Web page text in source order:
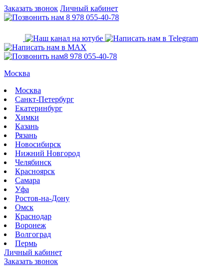
Заказать звонок Личный кабинет
8 978 055-40-78
8 978 055-40-78
Москва
Москва
Санкт-Петербург
Екатеринбург
Химки
Казань
Рязань
Новосибирск
Нижний Новгород
Челябинск
Красноярск
Самара
Уфа
Ростов-на-Дону
Омск
Краснодар
Воронеж
Волгоград
Пермь
Личный кабинет
Заказать звонок